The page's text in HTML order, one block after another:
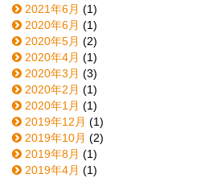
2021年6月 (1)
2020年6月 (1)
2020年5月 (2)
2020年4月 (1)
2020年3月 (3)
2020年2月 (1)
2020年1月 (1)
2019年12月 (1)
2019年10月 (2)
2019年8月 (1)
2019年4月 (1)